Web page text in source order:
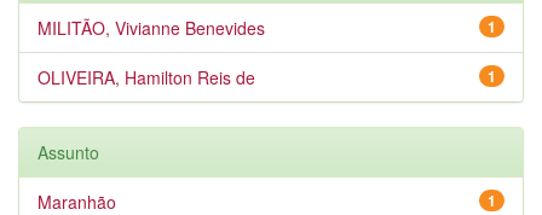
1
MILITÃO, Vivianne Benevides
1
OLIVEIRA, Hamilton Reis de
Assunto
1
Maranhão